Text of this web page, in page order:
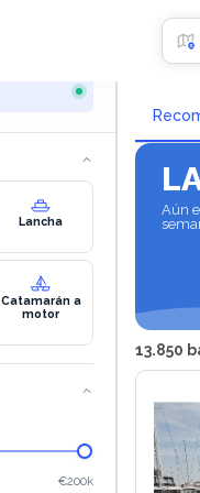
Lancha
Catamarán a
motor
€200k
Aún
13.850